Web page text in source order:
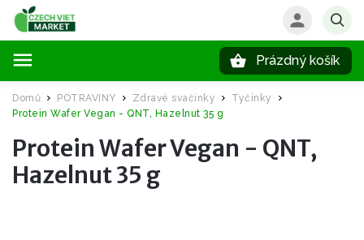
Prázdný košík
Domů / POTRAVINY / Zdravé svačinky / Tyčinky
/
Protein Wafer Vegan - QNT, Hazelnut 35 g
Protein Wafer Vegan - QNT,
Hazelnut 35 g